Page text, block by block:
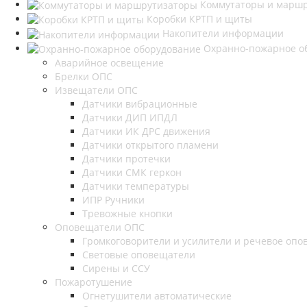
Коммутаторы и
Коробки КРТП и щиты
Накопители информации
Охранно-пожарное
Аварийное освещение
Брелки ОПС
Извещатели ОПС
Датчики вибрационные
Датчики ДИП ИПДЛ
Датчики ИК ДРС движения
Датчики открытого пламени
Датчики протечки
Датчики СМК геркон
Датчики температуры
ИПР Ручники
Тревожные кнопки
Оповещатели ОПС
Громкоговорители и усилители и речевое
Световые оповещатели
Сирены и ССУ
Пожаротушение
Огнетушители автоматические